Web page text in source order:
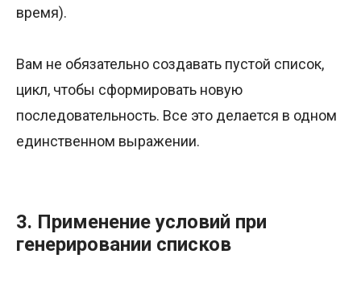
время).
Вам не обязательно создавать пустой список,
цикл, чтобы сформировать новую
последовательность. Все это делается в одном
единственном выражении.
3. Применение условий при
генерировании списков